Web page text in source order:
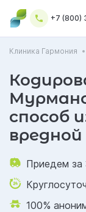
+7 (800)
Клиника Гармония
способ
Приедем за
100%